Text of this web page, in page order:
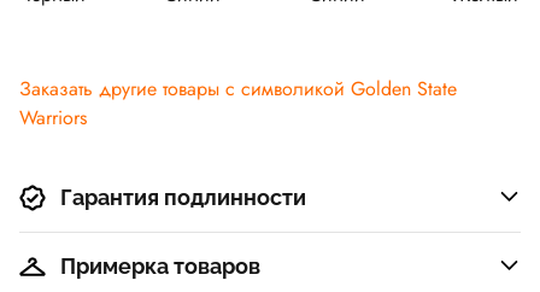
Заказать другие товары с символикой Golden State
Warriors
Гарантия подлинности
Примерка товаров